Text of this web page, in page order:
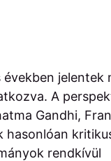
jelentek
A
Gandhi,
hasonlóan
rendkívül